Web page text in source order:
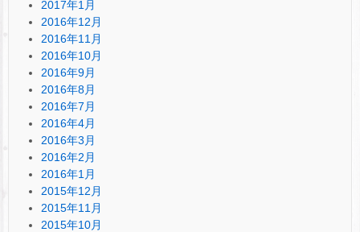
2017年1月
2016年12月
2016年11月
2016年10月
2016年9月
2016年8月
2016年7月
2016年4月
2016年3月
2016年2月
2016年1月
2015年12月
2015年11月
2015年10月